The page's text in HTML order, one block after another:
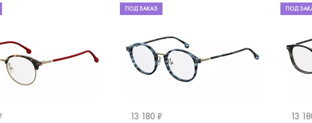
ПОД ЗАКАЗ
13 180 ₽
ПОД
13